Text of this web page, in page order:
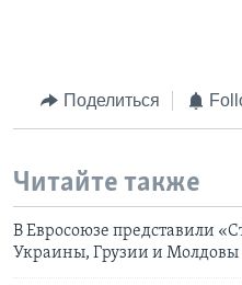
Поделиться
Читайте также
В Евросоюзе представили
Украины, Грузии и Молдовы